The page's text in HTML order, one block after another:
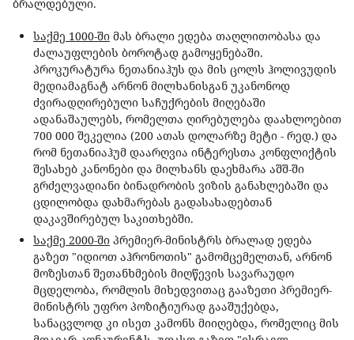
ბრალდებული.
საქმე 1000-ში მას ბრალი ედება თაღლითობასა და
ძალაუფლების ბოროტად გამოყენებაში.
პროკურატურა ნეთანიაჰუს და მის ცოლს ჰოლივუდის
მედიამაგნატ არნონ მილხანისგან უკანონოდ
ძვირადღირებული საჩუქრების მიღებაში
ადანაშაულებს, რომელთა ღირებულება დაახლოებით
700 000 შეკელია (200 ათას დოლარზე მეტი - რედ.) და
რომ ნეთანიაჰუმ დაარღვია ინტერესთა კონფლიქტის
შესახებ კანონები და მილხანს დაეხმარა აშშ-ში
გრძელვადიანი ბინადრობის ვიზის განახლებაში და
ცდილობდა დახმარებას გადასახადებთან
დაკავშირებულ საკითხებში.
საქმე 2000-ში პრემიერ-მინისტრს ბრალად ედება
გაზეთ "იდიოთ აჰრონოთის" გამომცემელთან, არნონ
მოზესთან შეთანხმების მიღწევის სავარაუდო
მცდელობა, რომლის მიხედვითაც გააზეთი პრემიერ-
მინისტრს უფრო პოზიტიურად გააშუქებდა,
სანაცვლოდ კი ისეთ კამონს მიიღებდა, რომელიც მის